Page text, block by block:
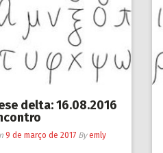
delta: 16.08.2016
9 de março de 2017 Byemly